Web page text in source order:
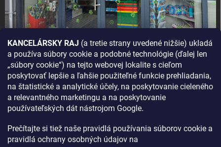
KANCELÁRSKY RAJ (a tretie strany uvedené nižšie) ukladá
a používa súbory cookie a podobné technológie (ďalej len
„súbory cookie“) na tejto webovej lokalite s cieľom
poskytovať lepšie a ľahšie použiteľné funkcie prehliadania,
na štatistické a analytické účely, na poskytovanie cieleného
a relevantného marketingu a na poskytovanie
používateľských dát nástrojom Google.
Prečítajte si tiež naše pravidlá používania súborov cookie a
pravidlá ochrany osobných údajov na
AKO SA K NÁM DOSTANETE?